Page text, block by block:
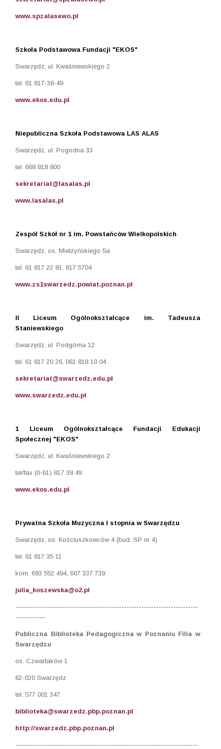
www.spzalasewo.pl
Szkoła Podstawowa Fundacji "EKOS"
Swarzędz, ul. Kwaśniewskiego 2
tel. 61 817-38-49
www.ekos.edu.pl
Niepubliczna Szkoła Podstawowa LAS ALAS
Swarzędz, ul. Pogodna 33
tel. 668 818 800
sekretariat@lasalas.pl
www.lasalas.pl
Zespół Szkół nr 1 im. Powstańców Wielkopolskich
Swarzędz, os. Mielżyńskiego 5a
tel. 61 817 22 81, 817 5704
www.zs1swarzedz.powiat.poznan.pl
II Liceum Ogólnokształcące im. Tadeusza
Staniewskiego
Swarzędz, ul. Podgórna 12
tel. 61 817 20 26, 061 818 10 04
sekretariat@swarzedz.edu.pl
www.swarzedz.edu.pl
1 Liceum Ogólnokształcące Fundacji Edukacji
Społecznej "EKOS"
Swarzędz, ul. Kwaśniewskiego 2
tel/fax (0-61) 817 38 49
www.ekos.edu.pl
Prywatna Szkoła Muzyczna I stopnia w Swarzędzu
Swarzędz, os. Kościuszkowców 4 (bud. SP nr 4)
tel. 61 817 35 11
kom. 693 552 494, 607 337 739
julia_koszewska@o2.pl
--------------------------------------------------------------------------
------------
Publiczna Biblioteka Pedagogiczna w Poznaniu Filia w
Swarzędzu
os. Czwartaków 1
62-020 Swarzędz
tel. 577 001 347
biblioteka@swarzedz.pbp.poznan.pl
http://swarzedz.pbp.poznan.pl
--------------------------------------------------------------------------